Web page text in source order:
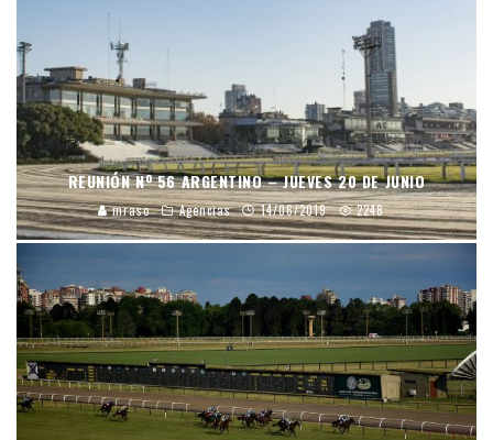
REUNIÓN Nº 56 ARGENTINO – JUEVES 20 DE JUNIO
mraso Agencias 14/06/2019 2248